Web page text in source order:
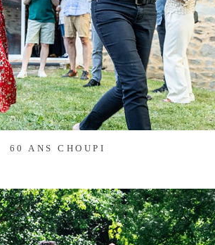
60 ANS CHOUPI